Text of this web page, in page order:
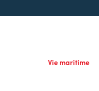
Vie maritime